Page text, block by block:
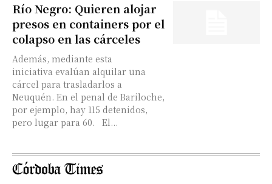
Río Negro: Quieren alojar
presos en containers por el
colapso en las cárceles
Además, mediante esta
iniciativa evalúan alquilar una
cárcel para trasladarlos a
Neuquén. En el penal de Bariloche,
por ejemplo, hay 115 detenidos,
pero lugar para 60. El...